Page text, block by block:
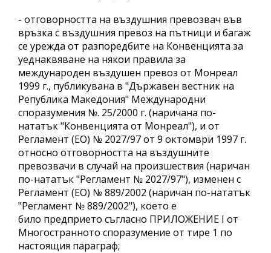
- отговорността на въздушния превозвач във
връзка с въздушния превоз на пътници и багаж
се урежда от разпоредбите на Конвенцията за
уеднаквяване на някои правила за
международен въздушен превоз от Монреал
1999 г., публикувана в "Държавен вестник на
Република Македония" Международни
споразумения №. 25/2000 г. (наричана по-
нататък "Конвенцията от Монреал"), и от
Регламент (ЕО) № 2027/97 от 9 октомври 1997 г.
относно отговорността на въздушните
превозвачи в случай на произшествия (наричан
по-нататък "Регламент № 2027/97"), изменен с
Регламент (ЕО) № 889/2002 (наричан по-нататък
"Регламент № 889/2002"), което е
било предприето съгласно ПРИЛОЖЕНИЕ I от
Многостранното споразумение от тире 1 по
настоящия параграф;